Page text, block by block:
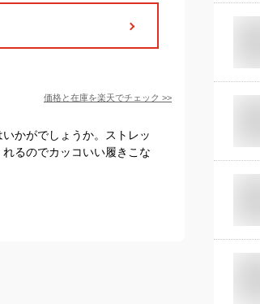
価格と在庫を楽天でチェック >>
かがでしょうか。ストレッ
るのでカッコいい履きこな